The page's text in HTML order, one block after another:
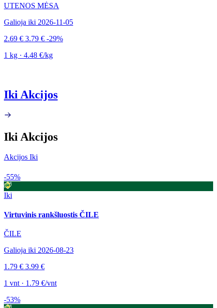
UTENOS MĖSA
Galioja iki 2026-11-05
2.69 € 3.79 € -29%
1 kg · 4.48 €/kg
Iki Akcijos
Iki Akcijos
Akcijos Iki
-55%
Iki
Virtuvinis rankšluostis ČILE
ČILE
Galioja iki 2026-08-23
1.79 € 3.99 €
1 vnt · 1.79 €/vnt
-53%